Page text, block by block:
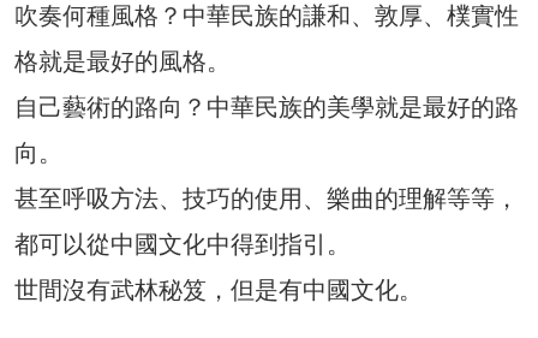
吹奏何種風格？中華民族的謙和、敦厚、樸實性
格就是最好的風格。
自己藝術的路向？中華民族的美學就是最好的路
向。
甚至呼吸方法、技巧的使用、樂曲的理解等等，
都可以從中國文化中得到指引。
世間沒有武林秘笈，但是有中國文化。